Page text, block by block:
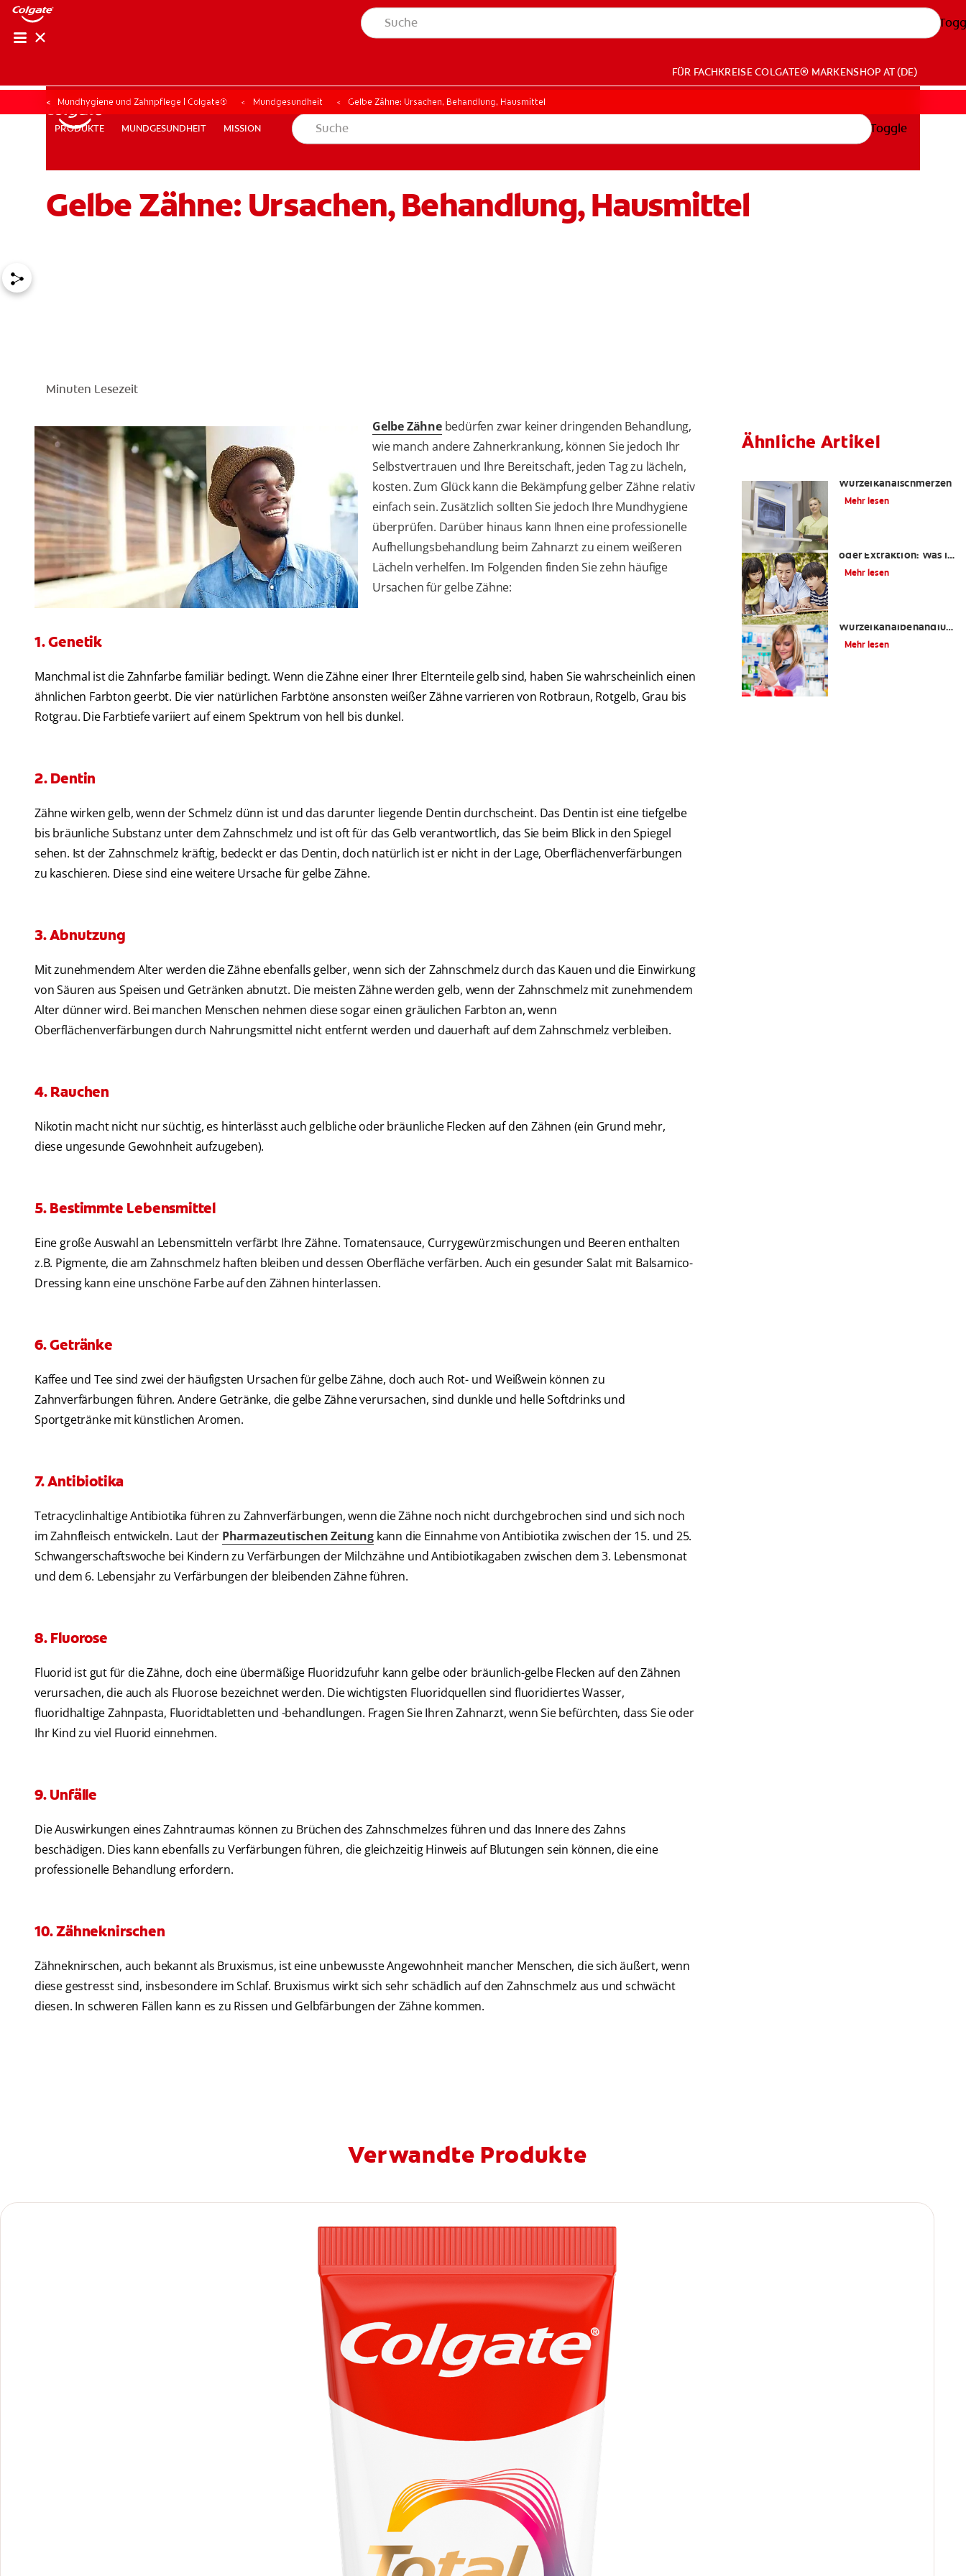
PRODUKTE MUNDGESUNDHEIT MISSION
FÜR FACHKREISE COLGATE® MARKENSHOP AT (DE)
FÜR FACHKREISECOLGATE® MARKENSHOP AT (DE)
PRODUKTE MUNDGESUNDHEIT MISSION Toggle
Mundhygiene und Zahnpflege | Colgate® Mundgesundheit Gelbe Zähne: Ursachen, Behandlung, Hausmittel
Gelbe Zähne: Ursachen, Behandlung, Hausmittel
Minuten Lesezeit
Gelbe Zähnebedürfen zwar keiner dringenden Behandlung,
wie manch andere Zahnerkrankung, können Sie jedoch Ihr
Selbstvertrauen und Ihre Bereitschaft, jeden Tag zu lächeln,
kosten. Zum Glück kann die Bekämpfung gelber Zähne relativ
einfach sein. Zusätzlich sollten Sie jedoch Ihre Mundhygiene
überprüfen. Darüber hinaus kann Ihnen eine professionelle
Aufhellungsbehandlung beim Zahnarzt zu einem weißeren
Lächeln verhelfen. Im Folgenden finden Sie zehn häufige
Ursachen für gelbe Zähne:
1. Genetik
Manchmal ist die Zahnfarbe familiär bedingt. Wenn die Zähne einer Ihrer Elternteile gelb sind, haben Sie wahrscheinlich einen
ähnlichen Farbton geerbt. Die vier natürlichen Farbtöne ansonsten weißer Zähne varrieren von Rotbraun, Rotgelb, Grau bis
Rotgrau. Die Farbtiefe variiert auf einem Spektrum von hell bis dunkel.
2. Dentin
Zähne wirken gelb, wenn der Schmelz dünn ist und das darunter liegende Dentin durchscheint. Das Dentin ist eine tiefgelbe
bis bräunliche Substanz unter dem Zahnschmelz und ist oft für das Gelb verantwortlich, das Sie beim Blick in den Spiegel
sehen. Ist der Zahnschmelz kräftig, bedeckt er das Dentin, doch natürlich ist er nicht in der Lage, Oberflächenverfärbungen
zu kaschieren. Diese sind eine weitere Ursache für gelbe Zähne.
3. Abnutzung
Mit zunehmendem Alter werden die Zähne ebenfalls gelber, wenn sich der Zahnschmelz durch das Kauen und die Einwirkung
von Säuren aus Speisen und Getränken abnutzt. Die meisten Zähne werden gelb, wenn der Zahnschmelz mit zunehmendem
Alter dünner wird. Bei manchen Menschen nehmen diese sogar einen gräulichen Farbton an, wenn
Oberflächenverfärbungen durch Nahrungsmittel nicht entfernt werden und dauerhaft auf dem Zahnschmelz verbleiben.
4. Rauchen
Nikotin macht nicht nur süchtig, es hinterlässt auch gelbliche oder bräunliche Flecken auf den Zähnen (ein Grund mehr,
diese ungesunde Gewohnheit aufzugeben).
5. Bestimmte Lebensmittel
Eine große Auswahl an Lebensmitteln verfärbt Ihre Zähne. Tomatensauce, Currygewürzmischungen und Beeren enthalten
z.B. Pigmente, die am Zahnschmelz haften bleiben und dessen Oberfläche verfärben. Auch ein gesunder Salat mit Balsamico-
Dressing kann eine unschöne Farbe auf den Zähnen hinterlassen.
6. Getränke
Kaffee und Tee sind zwei der häufigsten Ursachen für gelbe Zähne, doch auch Rot- und Weißwein können zu
Zahnverfärbungen führen. Andere Getränke, die gelbe Zähne verursachen, sind dunkle und helle Softdrinks und
Sportgetränke mit künstlichen Aromen.
7. Antibiotika
Tetracyclinhaltige Antibiotika führen zu Zahnverfärbungen, wenn die Zähne noch nicht durchgebrochen sind und sich noch
im Zahnfleisch entwickeln. Laut der Pharmazeutischen Zeitung kann die Einnahme von Antibiotika zwischen der 15. und 25.
Schwangerschaftswoche bei Kindern zu Verfärbungen der Milchzähne und Antibiotikagaben zwischen dem 3. Lebensmonat
und dem 6. Lebensjahr zu Verfärbungen der bleibenden Zähne führen.
8. Fluorose
Fluorid ist gut für die Zähne, doch eine übermäßige Fluoridzufuhr kann gelbe oder bräunlich-gelbe Flecken auf den Zähnen
verursachen, die auch als Fluorose bezeichnet werden. Die wichtigsten Fluoridquellen sind fluoridiertes Wasser,
fluoridhaltige Zahnpasta, Fluoridtabletten und -behandlungen. Fragen Sie Ihren Zahnarzt, wenn Sie befürchten, dass Sie oder
Ihr Kind zu viel Fluorid einnehmen.
9. Unfälle
Die Auswirkungen eines Zahntraumas können zu Brüchen des Zahnschmelzes führen und das Innere des Zahns
beschädigen. Dies kann ebenfalls zu Verfärbungen führen, die gleichzeitig Hinweis auf Blutungen sein können, die eine
professionelle Behandlung erfordern.
10. Zähneknirschen
Zähneknirschen, auch bekannt als Bruxismus, ist eine unbewusste Angewohnheit mancher Menschen, die sich äußert, wenn
diese gestresst sind, insbesondere im Schlaf. Bruxismus wirkt sich sehr schädlich auf den Zahnschmelz aus und schwächt
diesen. In schweren Fällen kann es zu Rissen und Gelbfärbungen der Zähne kommen.
Ähnliche Artikel
Wurzelkanalschmerzen
Mehr lesen
oder Extraktion: Was ist
das Richtige für mich?
Mehr lesen
Wurzelkanalbehandlung
schmerzhaft?
Mehr lesen
Verwandte Produkte